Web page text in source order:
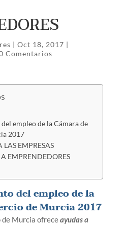
| Oct 18, 2017 |
Comentarios
empleo de la Cámara de
2017
EMPRESAS
EMPRENDEDORES
del empleo de la
de Murcia 2017
de Murcia ofreceayudas a